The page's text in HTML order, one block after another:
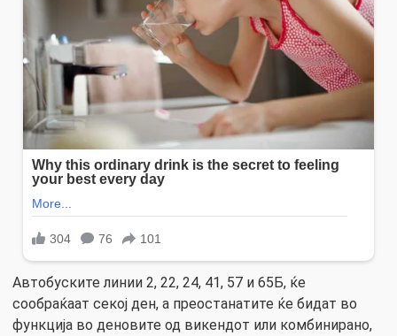
Автобуските линии 2, 22, 24, 41, 57 и 65Б, ќе
сообраќаат секој ден, а преостанатите ќе бидат во
функција во деновите од викендот или комбинирано,